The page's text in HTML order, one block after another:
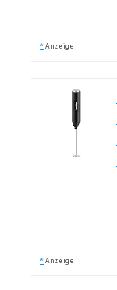
* Anzeige
* Anzeige